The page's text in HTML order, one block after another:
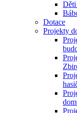
Dotace
Projekty